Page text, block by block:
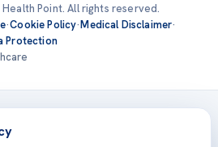
Point. All rights reserved.
·Cookie Policy·Medical Disclaimer·
Protection
at our JCI-accredited hospitals —
International